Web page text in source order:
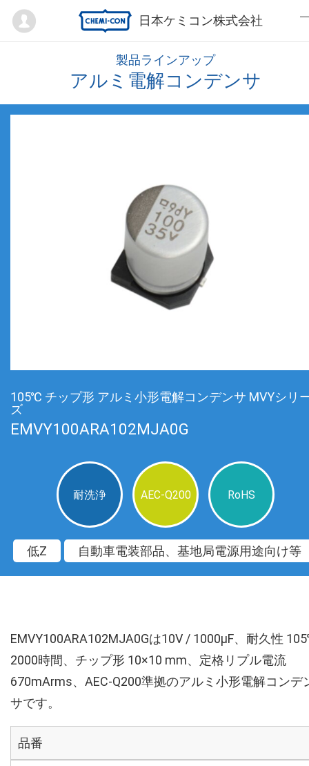
日本ケミコン株式会社
Mypage
製品ラインアップ
アルミ電解コンデンサ
105℃ チップ形 アルミ小形電解コンデンサ MVYシリ
ズ
EMVY100ARA102MJA0G
耐洗浄 AEC-Q200 RoHS
低Z 自動車電装部品、基地局電源用途向け等
EMVY100ARA102MJA0Gは10V / 1000µF、耐久性
2000時間、チップ形 10×10 mm、定格リプル電流
670mArms、AEC-Q200準拠のアルミ小形電解コンデ
サです。
品番